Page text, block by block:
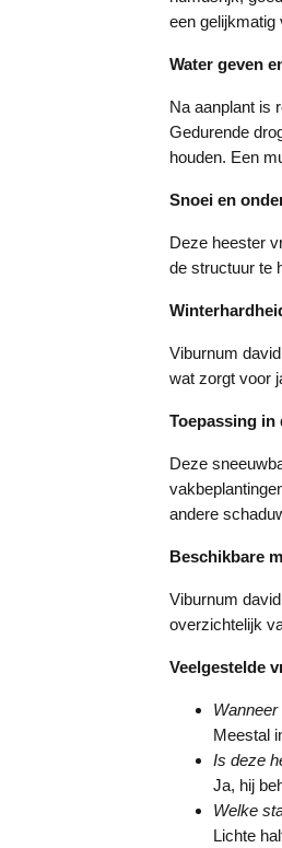
een gelijkmatig
Water geven
Na aanplant is
Gedurende
houden. Een
Snoei en
Deze heester
de structuur te
Viburnum
wat zorgt voor
Toepassing in
Deze
andere
Beschikbare
Viburnum
overzichtelijk
Veelgestelde
Meestal
Is deze
Ja, hij
Welke
Lichte